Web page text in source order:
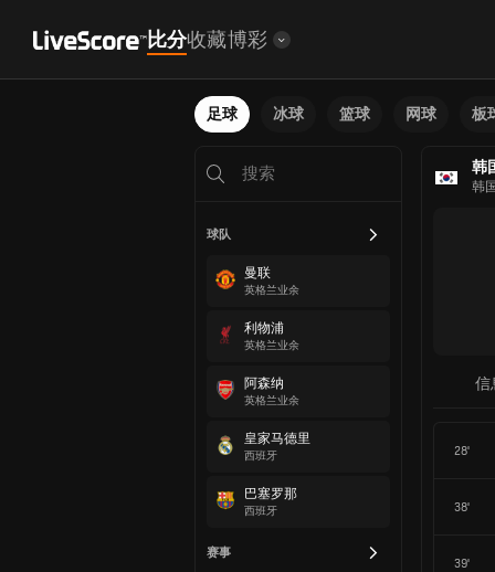
比分收藏博彩
足球 冰球 篮球 网球 板
球队
曼联
英格兰业余
利物浦
英格兰业余
阿森纳
英格兰业余
皇家马德里
西班牙
巴塞罗那
西班牙
赛事
韩
韩
信
28'
38'
39'